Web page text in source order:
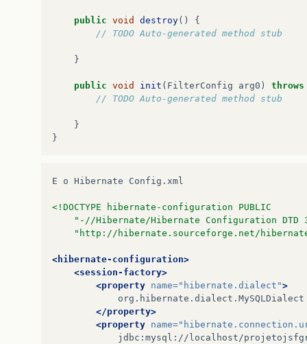
public void destroy()
{
// TODO Auto-generated method stub
}
public void init ( FilterConfig arg0 )
throws
// TODO Auto-generated method stub
}
}
E o Hibernate Config.xml
<!DOCTYPE hibernate-configuration PUBLIC
"-//Hibernate/Hibernate Configuration DTD
"http://hibernate.sourceforge.net/
<hibernate-configuration>
<session-factory>
<property name="hibernate.dialect">
</property>
<property name=